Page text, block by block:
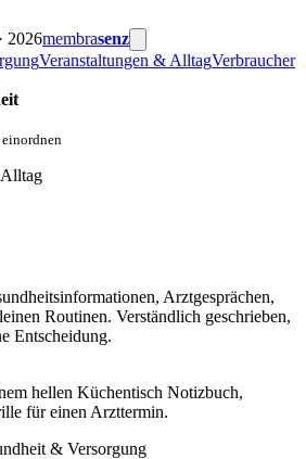
2026membrasenz
Veranstaltungen & AlltagVerbraucher
einordnen
Arztgesprächen,
Routinen. Verständlich geschrieben,
Entscheidung.
& Versorgung